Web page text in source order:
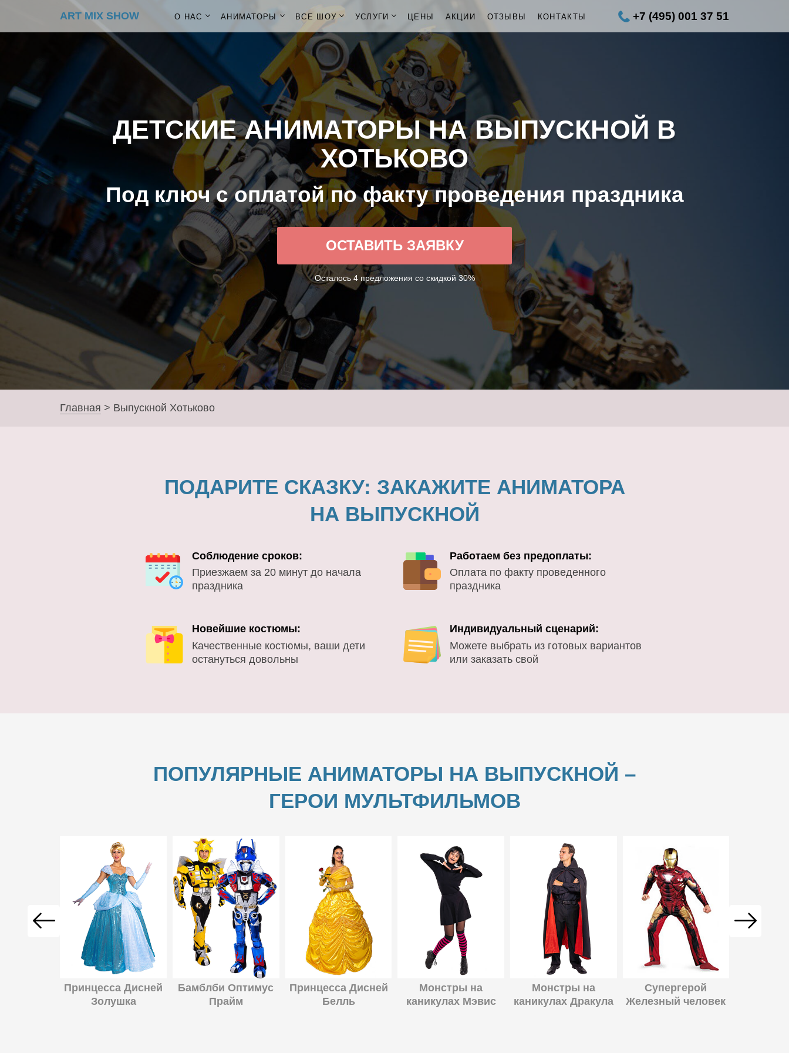
ART MIX SHOW О НАС АНИМАТОРЫ ВСЕ ШОУ УСЛУГИ ЦЕНЫ АКЦИИ ОТЗЫВЫ КОНТАКТЫ +7 (495) 001 37 51
ДЕТСКИЕ АНИМАТОРЫ НА ВЫПУСКНОЙ В
ХОТЬКОВО
Под ключ с оплатой по факту проведения праздника
ОСТАВИТЬ ЗАЯВКУ
Осталось 4 предложения со скидкой 30%
Главная > Выпускной Хотьково
ПОДАРИТЕ СКАЗКУ: ЗАКАЖИТЕ АНИМАТОРА
НА ВЫПУСКНОЙ
Соблюдение сроков:
Приезжаем за 20 минут до начала
праздника
Работаем без предоплаты:
Оплата по факту проведенного
праздника
Новейшие костюмы:
Качественные костюмы, ваши дети
остануться довольны
Индивидуальный сценарий:
Можете выбрать из готовых вариантов
или заказать свой
ПОПУЛЯРНЫЕ АНИМАТОРЫ НА ВЫПУСКНОЙ –
ГЕРОИ МУЛЬТФИЛЬМОВ
Принцесса Дисней
Золушка
Бамблби Оптимус
Прайм
Принцесса Дисней
Белль
Монстры на
каникулах Мэвис
Монстры на
каникулах Дракула
Супергерой
Железный человек